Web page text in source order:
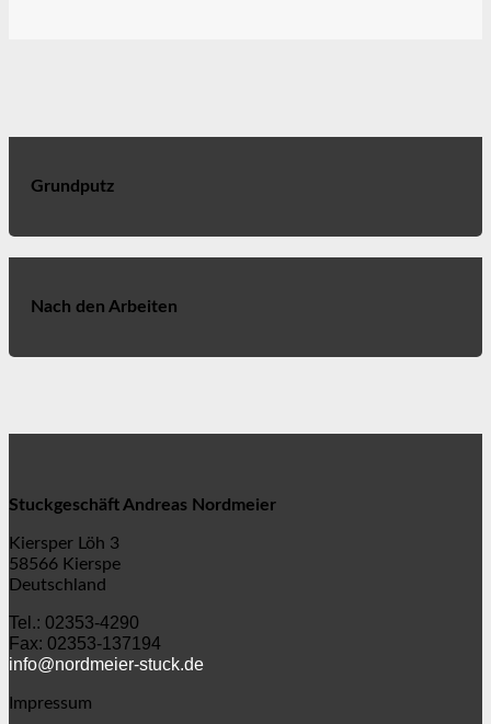
Grundputz
Nach den Arbeiten
Stuckgeschäft Andreas Nordmeier
Kiersper Löh 3
58566 Kierspe
Deutschland
Tel.: 02353-4290
Fax: 02353-137194
info@nordmeier-stuck.de
Impressum